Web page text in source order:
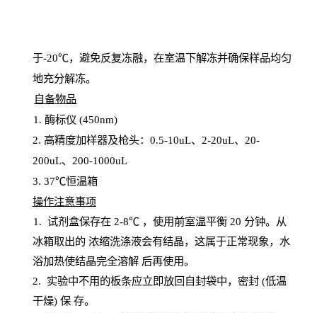
于-20℃，避免反复冻融，在室温下解冻并确保样品均匀
地充分解冻。
自备物品
1 . 酶标仪 (450nm)
2. 高精度加样器及枪头： 0.5-10uL、 2-20uL、 20-
200uL、 200-1000uL
3. 37℃恒温箱
操作注意事项
1. 试剂盒保存在 2-8℃ ，使用前室温平衡 20 分钟。从
冰箱取出的 浓缩洗涤液会有结晶，这属于正常现象，水
浴加热使结晶完全溶解 后再使用。
2. 实验中不用的板条应立即放回自封袋中，密封(低温
干燥) 保 存。